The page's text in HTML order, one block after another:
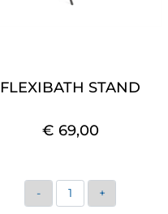
FLEXIBATH STAND
€ 69,00
Quantità